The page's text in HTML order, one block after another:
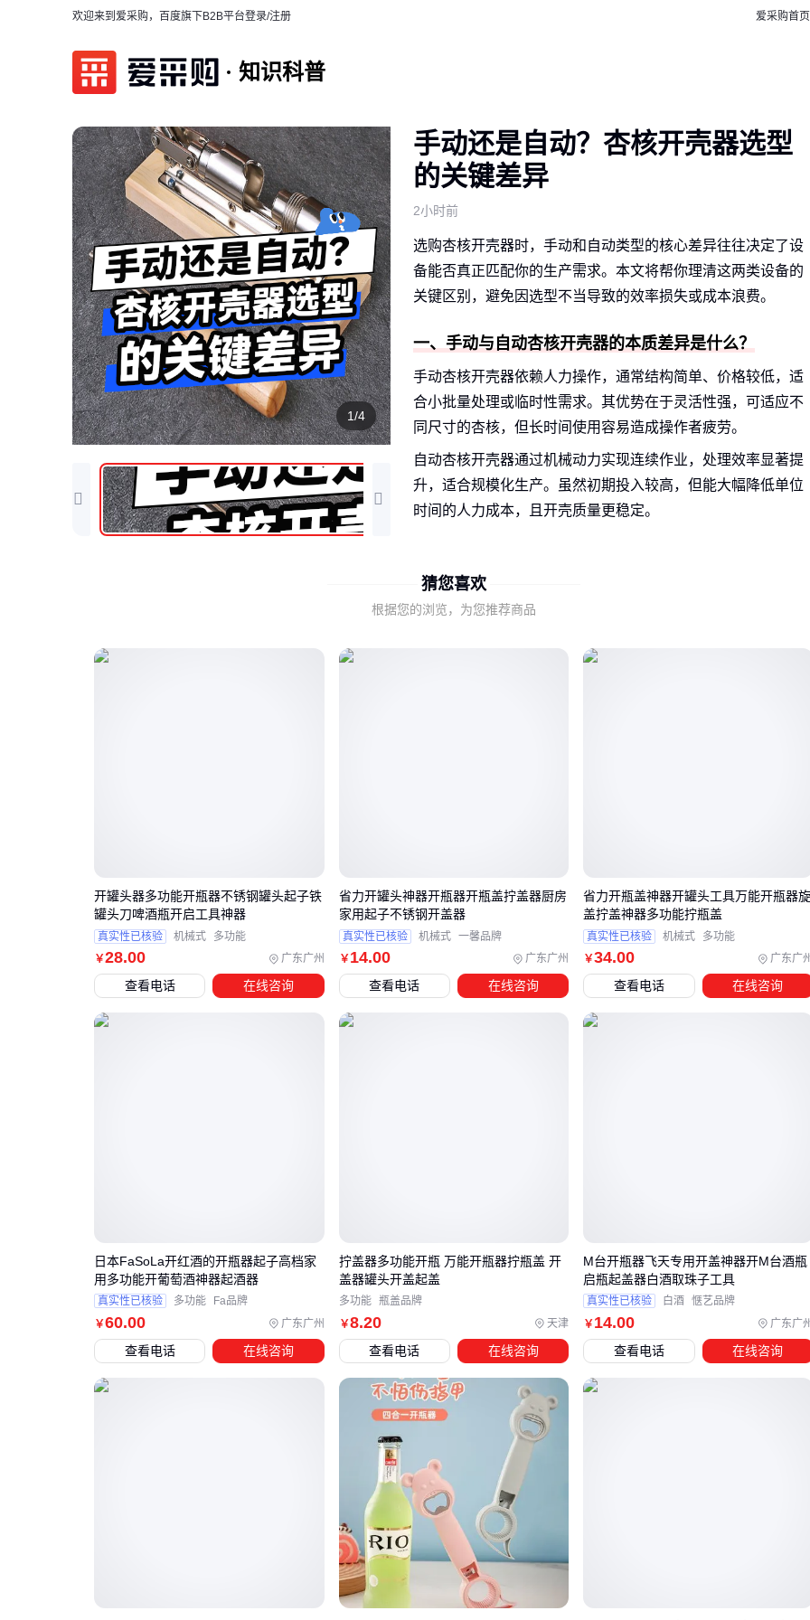
欢迎来到爱采购，百度旗下B2B平台登录/注册 爱采购首页
知识科普
1/4
手动还是自动？杏核开壳器选型
的关键差异
2小时前
选购杏核开壳器时，手动和自动类型的核心差异往往决定了设
备能否真正匹配你的生产需求。本文将帮你理清这两类设备的
关键区别，避免因选型不当导致的效率损失或成本浪费。
一、手动与自动杏核开壳器的本质差异是什么？
手动杏核开壳器依赖人力操作，通常结构简单、价格较低，适
合小批量处理或临时性需求。其优势在于灵活性强，可适应不
同尺寸的杏核，但长时间使用容易造成操作者疲劳。
自动杏核开壳器通过机械动力实现连续作业，处理效率显著提
升，适合规模化生产。虽然初期投入较高，但能大幅降低单位
时间的人力成本，且开壳质量更稳定。
每周处理量低于50公斤的个体农户更适合手动设备
需要连续作业或大批量处理的加工厂应优先考虑自动机型
二、哪些非显性因素会影响开壳器的实际表现？
建议在选型时要求供应商提供样机测试，重点观察连续作业时
的稳定性，而非单次演示效果。
三、手动还是自动？根据生产需求匹配杏核开壳器类型
如果主要处理的是其他坚果如核桃或杏仁，可能需要考虑专用
设备。例如核桃壳较厚，普通杏核开壳器可能无法有效处理，
这时选择防爆设计的核桃夹子 会更合适；而 杏仁破壳机
则
针对杏仁壳薄的特点优化，能更好保持仁的完整性。
最终选型时，除了主设备类型，还需考虑后续配套需求。自动
开壳机通常需要连接清洗和分选设备形成完整生产线，这会显
著影响整体采购预算和场地要求。
四、主设备之外，这些配套工具能让开壳效率翻倍
采购杏核开壳器只是生产线的第一步，后续的废壳处理、仁收
集和工人防护同样影响整体效率。废壳不及时清理会堆积影响
设备运转，而裸露的杏核仁容易受污染。
完整的配套方案需要覆盖三个环节：
猜您喜欢
根据您的浏览，为您推荐商品
￥28.00 广东广州
开罐头器多功能开瓶器不锈钢罐头起子铁
罐头刀啤酒瓶开启工具神器
真实性已核验 机械式 多功能
查看电话 在线咨询
￥ 14.00 广东广州
省力开罐头神器开瓶器开瓶盖拧盖器厨房
家用起子不锈钢开盖器
真实性已核验 机械式 一馨品牌
查看电话 在线咨询
￥34.00 广东广
省力开瓶盖神器开罐头工具万能开瓶器旋
盖拧盖神器多功能拧瓶盖
真实性已核验 机械式 多功能
查看电话 在线咨询
￥60.00 广东广州
日本FaSoLa开红酒的开瓶器起子高档家
用多功能开葡萄酒神器起酒器
真实性已核验 多功能 Fa品牌
查看电话 在线咨询
￥8.20 天津
拧盖器多功能开瓶 万能开瓶器拧瓶盖 开
盖器罐头开盖起盖
多功能 瓶盖品牌
查看电话 在线咨询
￥ 14.00 广东广
M台开瓶器飞天专用开盖神器开M台酒瓶
启瓶起盖器白酒取珠子工具
真实性已核验 白酒 惬艺品牌
查看电话 在线咨询